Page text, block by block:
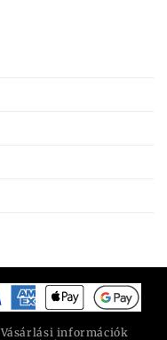
Vásárlási információk